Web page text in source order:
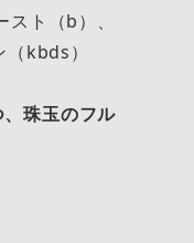
ト（b）、
kbds）
珠⽟のフル